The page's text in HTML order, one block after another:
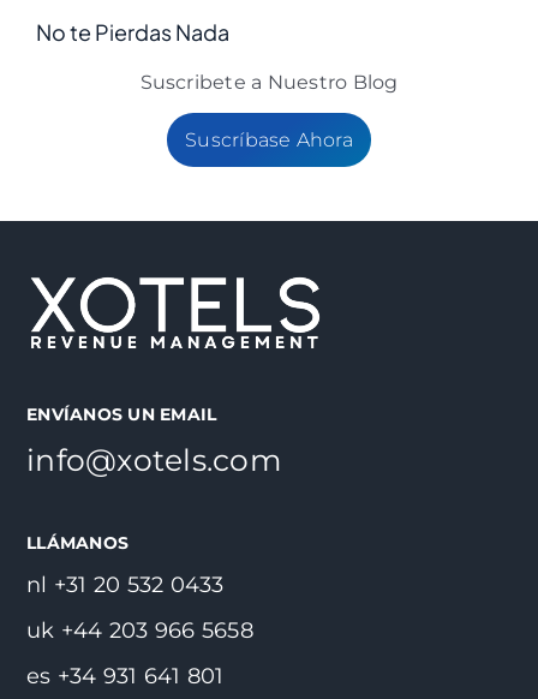
No te Pierdas Nada
Suscribete a Nuestro Blog
Suscríbase Ahora
ENVÍANOS UN EMAIL
info@xotels.com
LLÁMANOS
nl +31 20 532 0433
uk +44 203 966 5658
es +34 931 641 801